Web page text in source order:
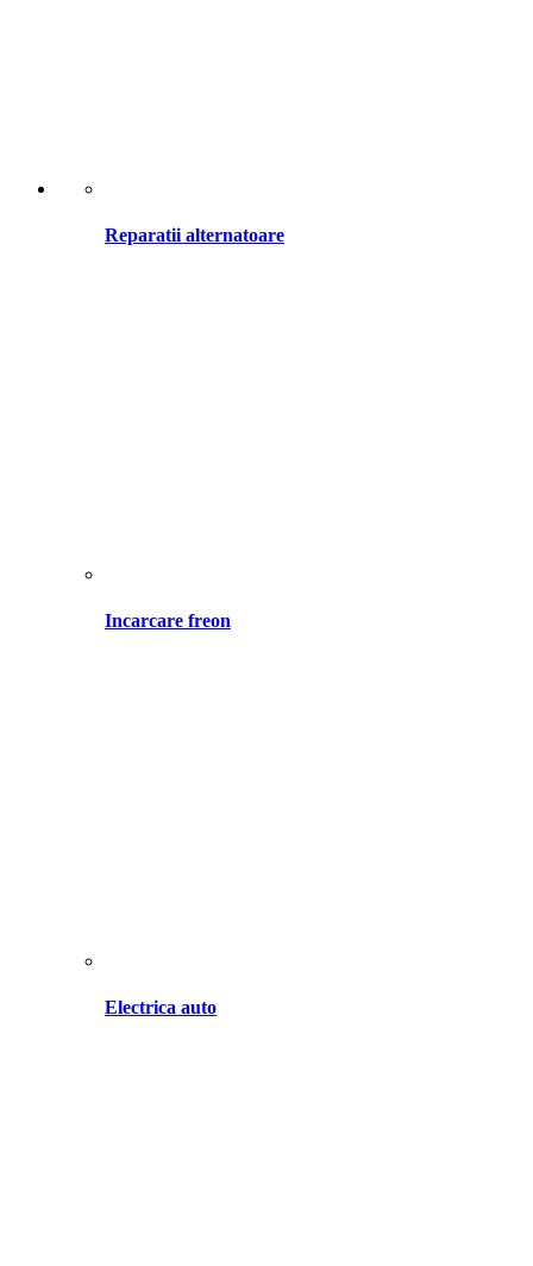
Reparatii alternatoare
Incarcare freon
Electrica auto